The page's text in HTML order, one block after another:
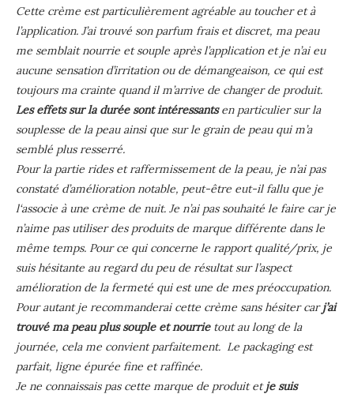
Cette crème est particulièrement agréable au toucher et à
l’application. J’ai trouvé son parfum frais et discret, ma peau
me semblait nourrie et souple après l’application et je n’ai eu
aucune sensation d’irritation ou de démangeaison, ce qui est
toujours ma crainte quand il m’arrive de changer de produit.
Les effets sur la durée sont intéressantsen particulier sur la
souplesse de la peau ainsi que sur le grain de peau qui m’a
semblé plus resserré.
Pour la partie rides et raffermissement de la peau, je n’ai pas
constaté d’amélioration notable, peut-être eut-il fallu que je
l‘associe à une crème de nuit. Je n’ai pas souhaité le faire car je
n’aime pas utiliser des produits de marque différente dans le
même temps. Pour ce qui concerne le rapport qualité/prix, je
suis hésitante au regard du peu de résultat sur l’aspect
amélioration de la fermeté qui est une de mes préoccupation.
Pour autant je recommanderai cette crème sans hésiter carj’ai
trouvé ma peau plus souple et nourrietout au long de la
journée, cela me convient parfaitement. Le packaging est
parfait, ligne épurée fine et raffinée.
Je ne connaissais pas cette marque de produit etje suis